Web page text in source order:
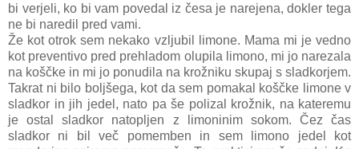
bi verjeli, ko bi vam povedal iz česa je narejena, dokler tega
ne bi naredil pred vami.
Že kot otrok sem nekako vzljubil limone. Mama mi je vedno
kot preventivo pred prehladom olupila limono, mi jo narezala
na koščke in mi jo ponudila na krožniku skupaj s sladkorjem.
Takrat ni bilo boljšega, kot da sem pomakal koščke limone v
sladkor in jih jedel, nato pa še polizal krožnik, na kateremu
je ostal sladkor natopljen z limoninim sokom. Čez čas
sladkor ni bil več pomemben in sem limono jedel kot